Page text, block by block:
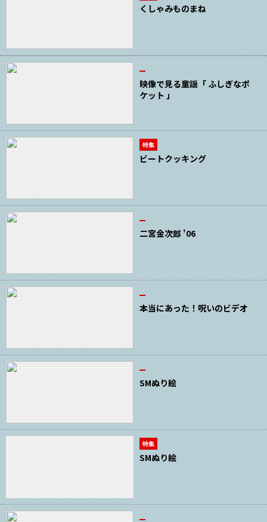
くしゃみものまね
映像で見る童謡「 ふしぎなポ
ケット 」
特集
ビートクッキング
二宮金次郎 '06
本当にあった！呪いのビデオ
SMぬり絵
特集
SMぬり絵